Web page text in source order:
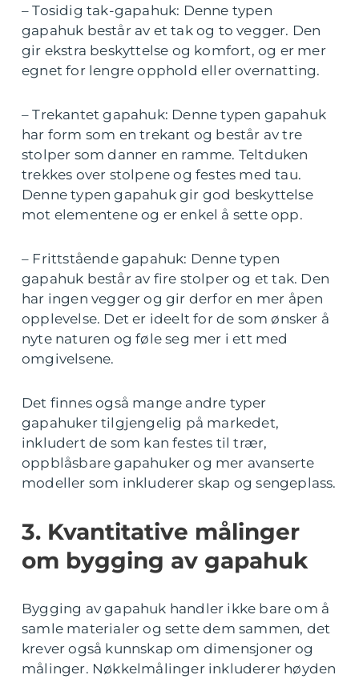
– Tosidig tak-gapahuk: Denne typen
gapahuk består av et tak og to vegger. Den
gir ekstra beskyttelse og komfort, og er mer
egnet for lengre opphold eller overnatting.
– Trekantet gapahuk: Denne typen gapahuk
har form som en trekant og består av tre
stolper som danner en ramme. Teltduken
trekkes over stolpene og festes med tau.
Denne typen gapahuk gir god beskyttelse
mot elementene og er enkel å sette opp.
– Frittstående gapahuk: Denne typen
gapahuk består av fire stolper og et tak. Den
har ingen vegger og gir derfor en mer åpen
opplevelse. Det er ideelt for de som ønsker å
nyte naturen og føle seg mer i ett med
omgivelsene.
Det finnes også mange andre typer
gapahuker tilgjengelig på markedet,
inkludert de som kan festes til trær,
oppblåsbare gapahuker og mer avanserte
modeller som inkluderer skap og sengeplass.
3. Kvantitative målinger
om bygging av gapahuk
Bygging av gapahuk handler ikke bare om å
samle materialer og sette dem sammen, det
krever også kunnskap om dimensjoner og
målinger. Nøkkelmålinger inkluderer høyden